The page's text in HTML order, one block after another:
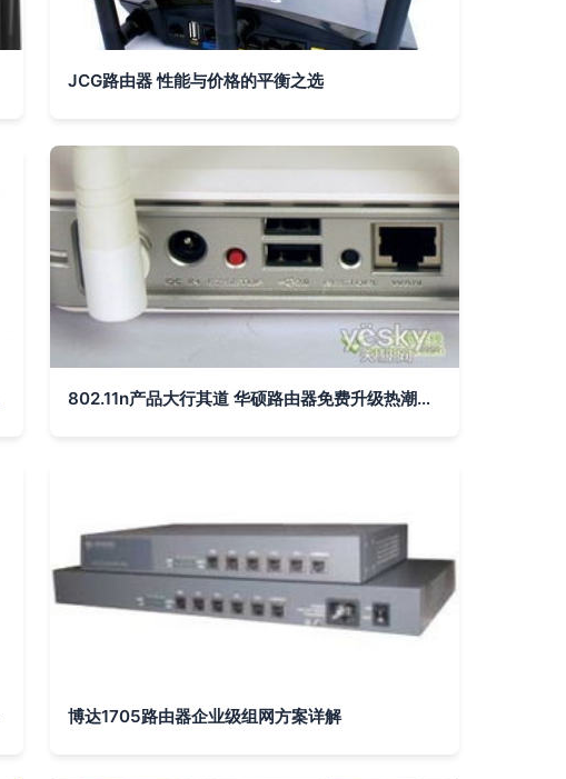
JCG路由器 性能与价格的平衡之选
802.11n产品大行其道 华硕路由器免费升级热潮引发抢购
博达1705路由器企业级组网方案详解